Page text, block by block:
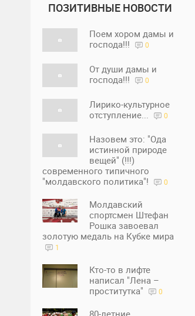
ПОЗИТИВНЫЕ НОВОСТИ
Поем хором дамы и
господа!!!
0
От души дамы и
господа!!!
0
Лирико-культурное
отступление...
0
Назовем это: "Ода
истинной природе
вещей" (!!!)
современного типичного
"молдавского политика"!
0
Молдавский
спортсмен Штефан
Рошка завоевал
золотую медаль на Кубке мира
1
Кто-то в лифте
написал "Лена –
проститутка"
0